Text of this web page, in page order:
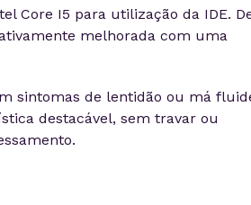
Core I5 para utilização da IDE.
melhorada com uma
sintomas de lentidão ou má
destacável, sem travar ou